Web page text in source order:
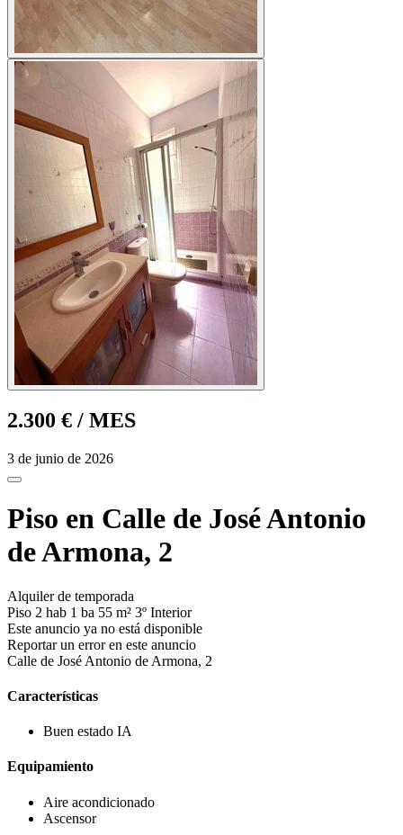
2.300 € / MES
3 de junio de 2026
Piso en Calle de José Antonio
de Armona, 2
Alquiler de temporada
Piso 2 hab 1 ba 55 m² 3º Interior
Este anuncio ya no está disponible
Reportar un error en este anuncio
Calle de José Antonio de Armona, 2
Características
Buen estado IA
Equipamiento
Aire acondicionado
Ascensor